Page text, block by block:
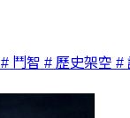
# 鬥智 # 歷史架空 #